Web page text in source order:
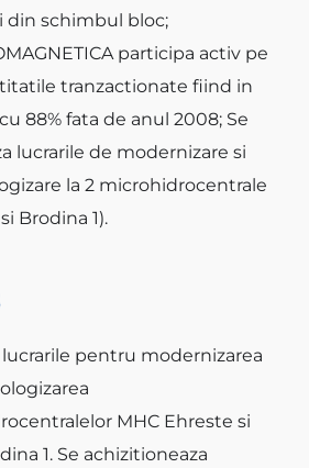
din schimbul bloc;
participa activ pe
tranzactionate fiind in
88% fata de anul 2008; Se
lucrarile de modernizare si
la 2 microhidrocentrale
Brodina 1).
lucrarile pentru modernizarea
MHC Ehreste si
1. Se achizitioneaza